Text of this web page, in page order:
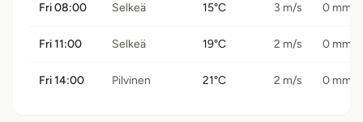
Fri 08:00 Selkeä 15°C 3 m/s 0 mm
Fri 11:00 Selkeä 19°C 2 m/s 0 mm
Fri 14:00 Pilvinen 21°C 2 m/s 0 mm